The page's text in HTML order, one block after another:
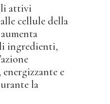
attivi
cellule della
ingredienti,
e
la